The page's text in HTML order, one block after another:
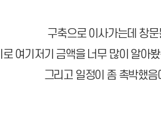
구축으로 이사가는데 창
로 여기저기 금액을 너무 많이 알아
그리고 일정이 좀 촉박했